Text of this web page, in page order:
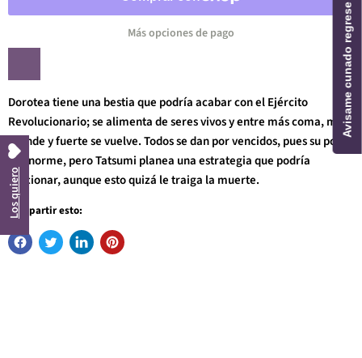
Más opciones de pago
Dorotea tiene una bestia que podría acabar con el Ejército
Revolucionario; se alimenta de seres vivos y entre más coma, más
grande y fuerte se vuelve. Todos se dan por vencidos, pues su poder
es enorme, pero Tatsumi planea una estrategia que podría
funcionar, aunque esto quizá le traiga la muerte.
Compartir esto:
Los quiero
Avisame cunado regrese